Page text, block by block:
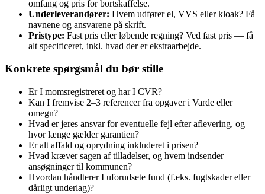
omfang og pris for bortskaffelse.
Underleverandører: Hvem udfører el, VVS eller kloak? Få
navnene og ansvarene på skrift.
Pristype: Fast pris eller løbende regning? Ved fast pris — få
alt specificeret, inkl. hvad der er ekstraarbejde.
Konkrete spørgsmål du bør stille
Er I momsregistreret og har I CVR?
Kan I fremvise 2–3 referencer fra opgaver i Varde eller
omegn?
Hvad er jeres ansvar for eventuelle fejl efter aflevering, og
hvor længe gælder garantien?
Er alt affald og oprydning inkluderet i prisen?
Hvad kræver sagen af tilladelser, og hvem indsender
ansøgninger til kommunen?
Hvordan håndterer I uforudsete fund (f.eks. fugtskader eller
dårligt underlag)?